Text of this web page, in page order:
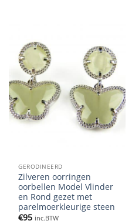
GERODINEERD
Zilveren oorringen
oorbellen Model Vlinder
en Rond gezet met
parelmoerkleurige steen
€95 inc.BTW